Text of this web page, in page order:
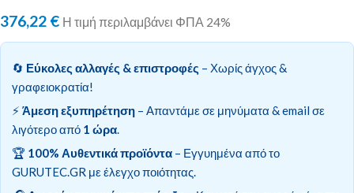
376,22 € Η τιμή περιλαμβάνει ΦΠΑ 24%
🔄 Εύκολες αλλαγές & επιστροφές – Χωρίς άγχος &
γραφειοκρατία!
⚡ Άμεση εξυπηρέτηση – Απαντάμε σε μηνύματα & email σε
λιγότερο από 1 ώρα.
🏆 100% Αυθεντικά προϊόντα – Εγγυημένα από το
GURUTEC.GR με έλεγχο ποιότητας.